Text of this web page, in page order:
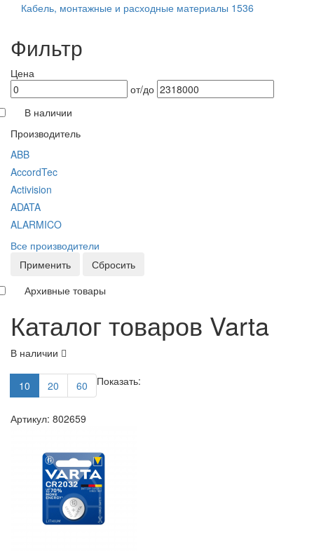
Кабель, монтажные и расходные материалы 1536
Фильтр
Цена
от/до
В наличии
Производитель
ABB
AccordTec
Activision
ADATA
ALARMICO
Все производители
Применить
Сбросить
Архивные товары
Каталог товаров Varta
В наличии
Показать:
10 20 60
Артикул: 802659